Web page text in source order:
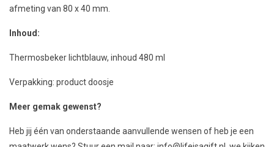
afmeting van 80 x 40 mm.
Inhoud:
Thermosbeker lichtblauw, inhoud 480 ml
Verpakking: product doosje
Meer gemak gewenst?
Heb jij één van onderstaande aanvullende wensen of heb je een